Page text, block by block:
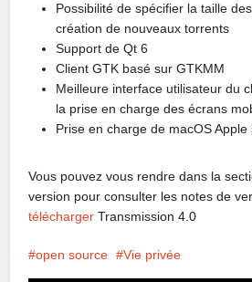
Possibilité de spécifier la taille
création de nouveaux torrents
Support de Qt 6
Client GTK basé sur GTKMM
Meilleure interface utilisateur du
la prise en charge des écrans
Prise en charge de macOS Apple
Vous pouvez vous rendre dans la
version pour consulter les notes de
télécharger Transmission 4.0
open source Vie privée